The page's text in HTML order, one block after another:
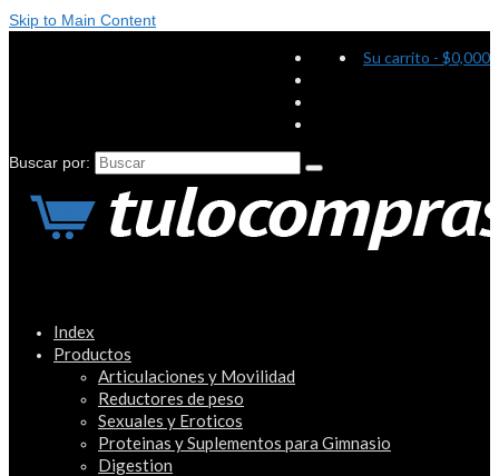
Skip to Main Content
Su carrito - $0,000
Buscar por:
Index
Productos
Articulaciones y Movilidad
Reductores de peso
Sexuales y Eroticos
Proteinas y Suplementos para Gimnasio
Digestion